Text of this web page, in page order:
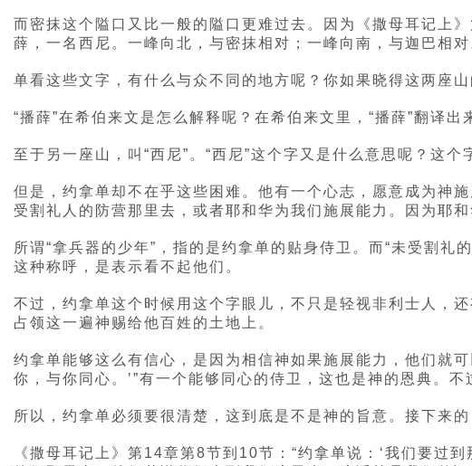
而密抹这个隘口又比一般的隘口更难过去。因为《撒母耳记上
薛，一名西尼。一峰向北，与密抹相对；一峰向南，与迦巴相对
单看这些文字，有什么与众不同的地方呢？你如果晓得这两座
“播薛”在希伯来文是怎么解释呢？在希伯来文里，“播薛”翻译
至于另一座山，叫“西尼”。“西尼”这个字又是什么意思呢？这
但是，约拿单却不在乎这些困难。他有一个心志，愿意成为神
受割礼人的防营那里去，或者耶和华为我们施展能力。因为耶
所谓“拿兵器的少年”，指的是约拿单的贴身侍卫。而“未受割礼
这种称呼，是表示看不起他们。
不过，约拿单这个时候用这个字眼儿，不只是轻视非利士人，
占领这一遍神赐给他百姓的土地上。
约拿单能够这么有信心，是因为相信神如果施展能力，他们就
你，与你同心。’”有一个能够同心的侍卫，这也是神的恩典。
所以，约拿单必须要很清楚，这到底是不是神的旨意。接下来
《撒母耳记上》第14章第8节到10节：“约拿单说：‘我们要过